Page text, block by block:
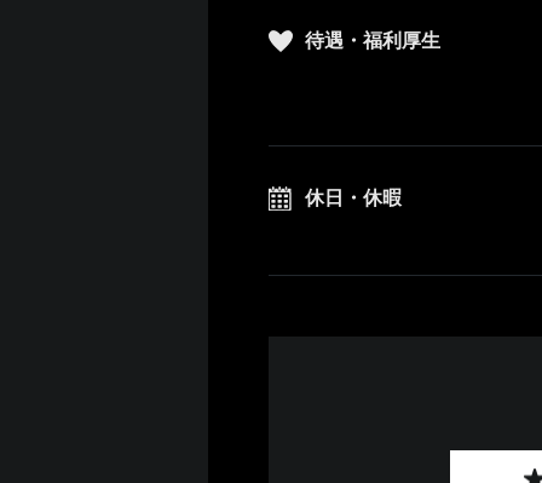
待遇・福利厚生
休日・休暇